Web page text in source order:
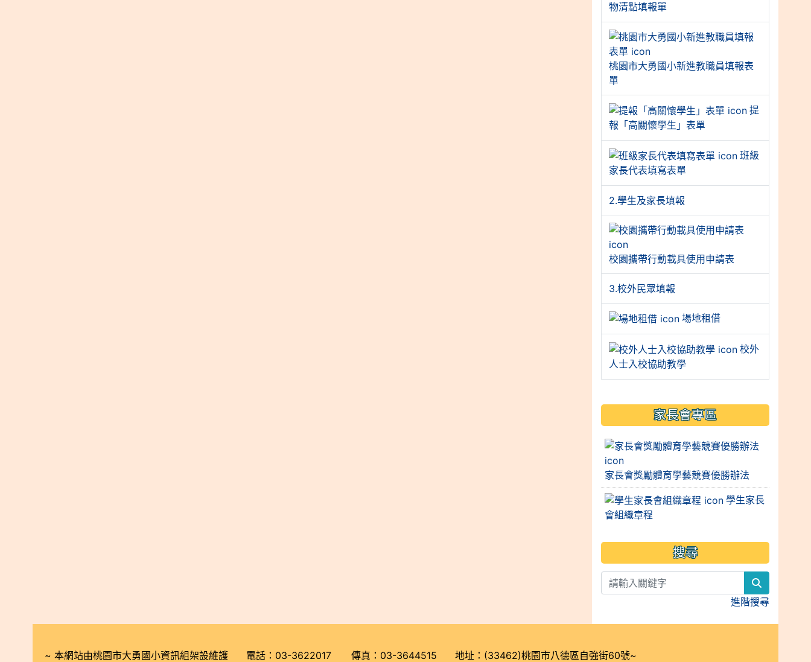
物清點填報單
桃園市大勇國小新進教職員填報表
單
提
報「高關懷學生」表單
班級
家長代表填寫表單
2.學生及家長填報
校園攜帶行動載具使用申請表
3.校外民眾填報
場地租借
校外
人士入校協助教學
家長會專區
家長會獎勵體育學藝競賽優勝辦法
學生家長
會組織章程
搜尋
進階搜尋
~ 本網站由桃園市大勇國小資訊組架設維護 電話：03-3622017 傳真：03-3644515 地址：(33462)桃園市八德區自強街60號~